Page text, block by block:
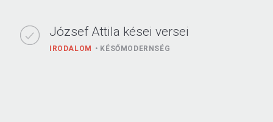
József Attila kései versei
IRODALOM KÉSŐMODERNSÉG